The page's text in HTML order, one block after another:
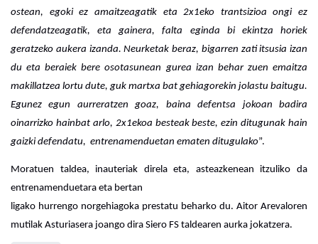
ostean, egoki ez amaitzeagatik eta 2x1eko trantsizioa ongi ez
defendatzeagatik, eta gainera, falta eginda bi ekintza horiek
geratzeko aukera izanda. Neurketak beraz, bigarren zati itsusia izan
du eta beraiek bere osotasunean gurea izan behar zuen emaitza
makillatzea lortu dute, guk martxa bat gehiagorekin jolastu baitugu.
Egunez egun aurreratzen goaz, baina defentsa jokoan badira
oinarrizko hainbat arlo, 2x1ekoa besteak beste, ezin ditugunak hain
gaizki defendatu,  entrenamenduetan ematen ditugulako”.
Moratuen taldea, inauteriak direla eta, asteazkenean itzuliko da
entrenamenduetara eta bertan
ligako hurrengo norgehiagoka prestatu beharko du. Aitor Arevaloren
mutilak Asturiasera joango dira Siero FS taldearen aurka jokatzera.